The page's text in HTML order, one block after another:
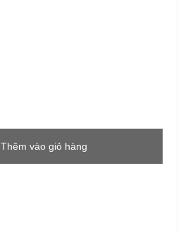
Thêm vào giỏ hàng